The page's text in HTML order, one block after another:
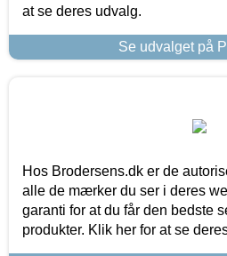
at se deres udvalg.
Se udvalget på
Hos Brodersens.dk er de
alle de mærker du ser i deres
garanti for at du får den bedste
produkter. Klik her for at se